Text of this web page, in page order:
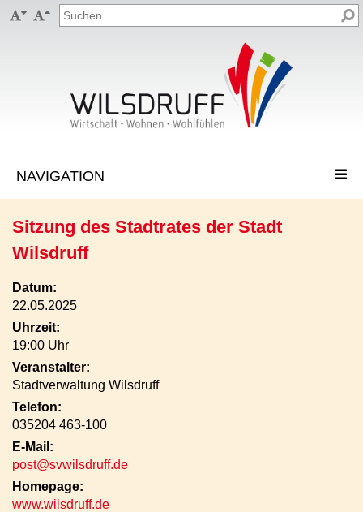
 
Sitzung des Stadtrates der Stadt
Wilsdruff
Datum:
22.05.2025
Uhrzeit:
19:00 Uhr
Veranstalter:
Stadtverwaltung Wilsdruff
Telefon:
035204 463-100
E-Mail:
post@svwilsdruff.de
Homepage:
www.wilsdruff.de